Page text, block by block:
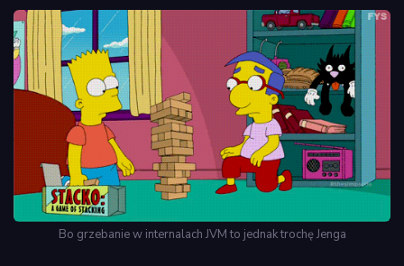
Bo grzebanie w internalach JVM to jednak trochę Jenga